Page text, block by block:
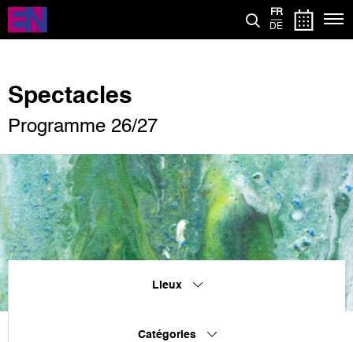
Aller
contenu
FR
DE
Spectacles
Programme 26/27
Lieux
Catégories